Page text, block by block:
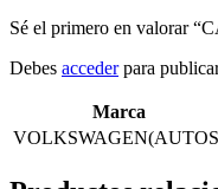
Sé el primero en valorar
Debes accederpara
Marca